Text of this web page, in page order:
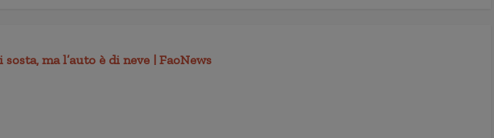
ma l’auto è di neve | FaoNews